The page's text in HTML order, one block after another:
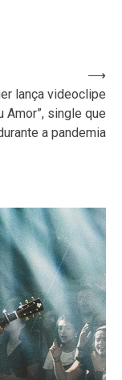
lança videoclipe
Amor”, single que
a pandemia
⟶